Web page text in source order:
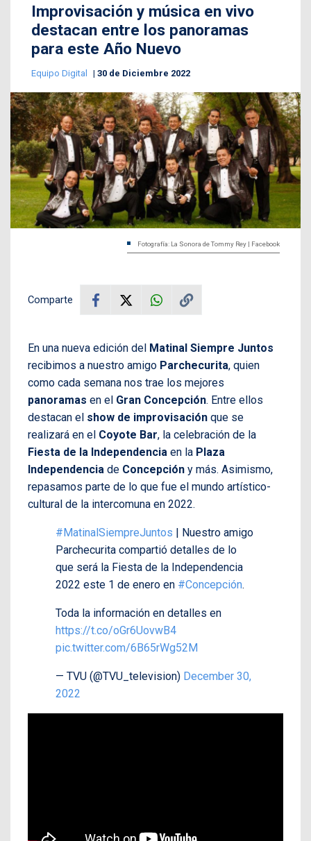
Improvisación y música en vivo
destacan entre los panoramas
para este Año Nuevo
Equipo Digital 30 de Diciembre 2022
Fotografía: La Sonora de Tommy Rey | Facebook
Comparte
En una nueva edición del Matinal Siempre Juntos
recibimos a nuestro amigo Parchecurita, quien
como cada semana nos trae los mejores
panoramas en el Gran Concepción. Entre ellos
destacan el show de improvisación que se
realizará en el Coyote Bar, la celebración de la
Fiesta de la Independencia en la Plaza
Independencia de Concepción y más. Asimismo,
repasamos parte de lo que fue el mundo artístico-
cultural de la intercomuna en 2022.
#MatinalSiempreJuntos | Nuestro amigo
Parchecurita compartió detalles de lo
que será la Fiesta de la Independencia
2022 este 1 de enero en #Concepción.
Toda la información en detalles en
https://t.co/oGr6UovwB4
pic.twitter.com/6B65rWg52M
— TVU (@TVU_television) December 30,
2022